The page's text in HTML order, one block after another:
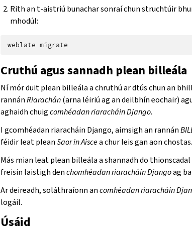
Rith an t-aistriú bunachar sonraí chun struchtúir
mhodúl:
weblate
Cruthú agus sannadh plean billeála
Ní mór duit plean billeála a chruthú ar dtús chun an
rannánRiarachán(arna léiriú ag an deilbhín eochair)
aghaidh chuigcomhéadan riaracháin Django.
I gcomhéadan riaracháin Django, aimsigh an rannán
féidir leat pleanSaor in Aiscea chur leis gan aon chostas.
Más mian leat plean billeála a shannadh do
freisin laistigh denchomhéadan riaracháin Djangoag
Ar deireadh, soláthraíonn ancomhéadan riaracháin
logáil.
Úsáid